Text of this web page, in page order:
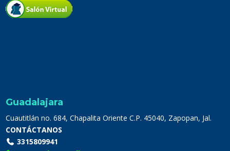
Guadalajara
Cuautitlán no. 684, Chapalita Oriente C.P. 45040, Zapopan, Jal.
CONTÁCTANOS
3315809941